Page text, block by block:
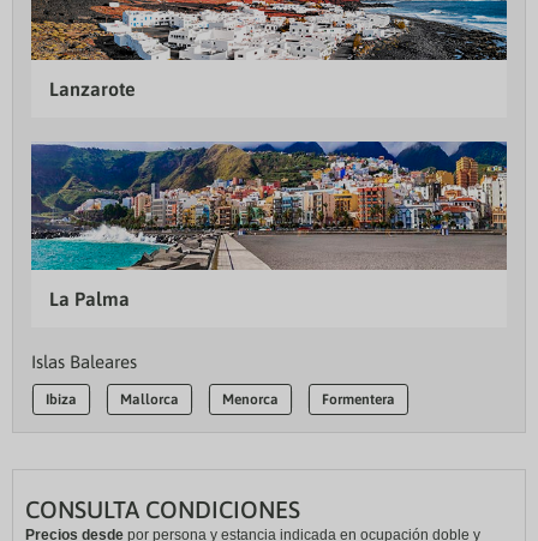
Lanzarote
La Palma
Islas Baleares
Ibiza Mallorca Menorca Formentera
CONSULTA CONDICIONES
Precios desde por persona y estancia indicada en ocupación doble y